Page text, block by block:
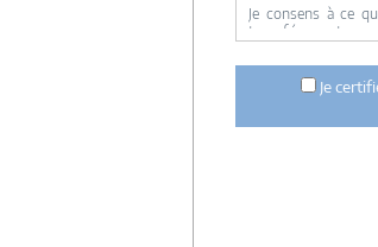
Je consens à ce
transférer votre
ci dessus n'est
Mes données
notre réseau dans
Les données sont
entre architectes-
concernant et les
Artigues-près
Je